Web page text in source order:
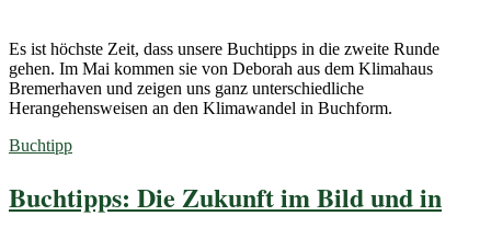
Es ist höchste Zeit, dass unsere Buchtipps in die zweite Runde
gehen. Im Mai kommen sie von Deborah aus dem Klimahaus
Bremerhaven und zeigen uns ganz unterschiedliche
Herangehensweisen an den Klimawandel in Buchform.
Buchtipp
Buchtipps: Die Zukunft im Bild und in